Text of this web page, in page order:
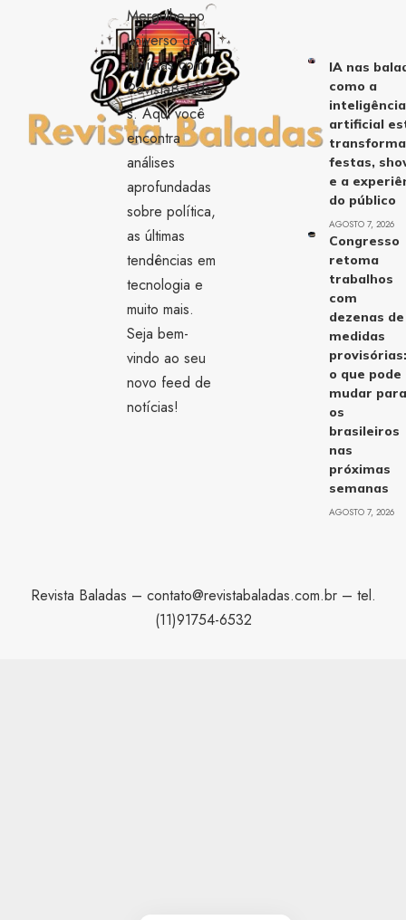
Mergulhe no
universo das
notícias com
RevistaBalada
s. Aqui você
encontra
análises
aprofundadas
sobre política,
as últimas
tendências em
tecnologia e
muito mais.
Seja bem-
vindo ao seu
novo feed de
notícias!
IA nas
como a
inteligência
artificial
festas,
e a
do público
AGOSTO 7, 2026
Congresso
retoma
trabalhos
com
dezenas de
medidas
o que pode
mudar
os
brasileiros
nas
próximas
semanas
AGOSTO 7, 2026
Revista Baladas – contato@revistabaladas.com.br– tel.
(11)91754-6532